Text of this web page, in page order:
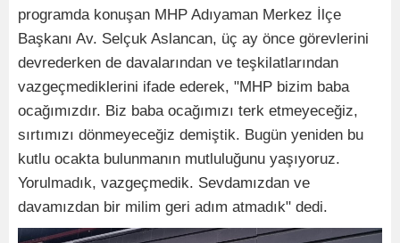
programda konuşan MHP Adıyaman Merkez İlçe
Başkanı Av. Selçuk Aslancan, üç ay önce görevlerini
devrederken de davalarından ve teşkilatlarından
vazgeçmediklerini ifade ederek, "MHP bizim baba
ocağımızdır. Biz baba ocağımızı terk etmeyeceğiz,
sırtımızı dönmeyeceğiz demiştik. Bugün yeniden bu
kutlu ocakta bulunmanın mutluluğunu yaşıyoruz.
Yorulmadık, vazgeçmedik. Sevdamızdan ve
davamızdan bir milim geri adım atmadık" dedi.